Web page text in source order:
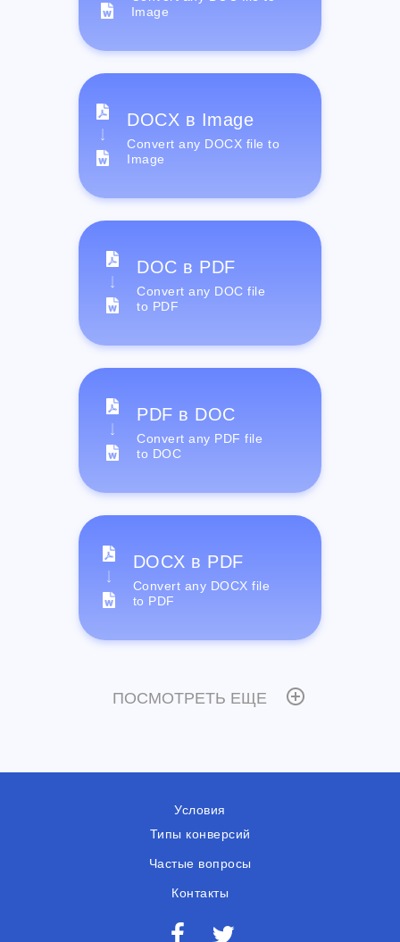
Image
DOCX в Image
Convert any DOCX file to
Image
DOC в PDF
Convert any DOC file
to PDF
PDF в DOC
Convert any PDF file
to DOC
DOCX в PDF
Convert any DOCX file
to PDF
ПОСМОТРЕТЬ ЕЩЕ
Условия
Типы конверсий
Частые вопросы
Контакты